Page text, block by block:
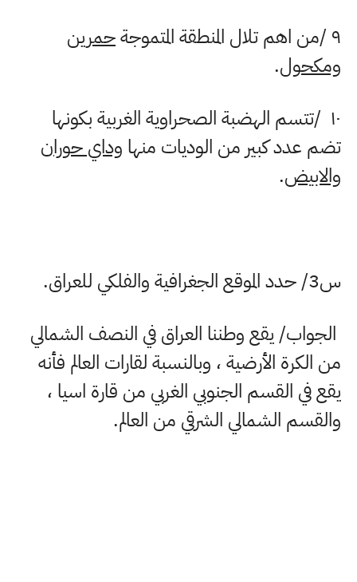
۹ /من اهم تلال المنطقة المتموجةحمرین
ومكحول.
۱۰ /تتسم الهضبة الصحراوية الغربية بكونها
تضم عدد كبير من الوديات منها وداي حوران
والابيض.
س3/ حدد الموقع الجغرافية والفلكي للعراق
.
الجواب/ يقع وطننا العراق في النصف الشمالي
من الكرة الأرضية ، وبالنسبة لقارات العالم فأنه
يقع في القسم الجنوبي الغربي من قارة اسيا ،
والقسم الشمالي الشرقي من العالم.